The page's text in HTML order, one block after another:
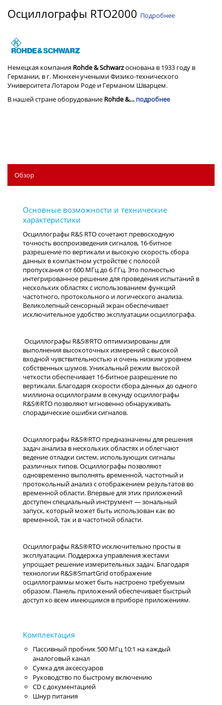
Осциллографы RTO2000 Подробнее
Немецкая компания Rohde & Schwarzоснована в 1933 году в
Германии, в г. Мюнхен учеными Физико-технического
Университета Лотаром Роде и Германом Шварцем.
В нашей стране оборудование Rohde &… подробнее
Обзор
Пассивный пробник 500 МГц 10:1 на каждый
аналоговый канал
Сумка для аксессуаров
Руководство по быстрому включению
CD с документацией
Шнур питания